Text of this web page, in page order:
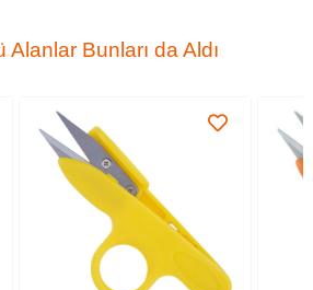
Alanlar Bunları da Aldı